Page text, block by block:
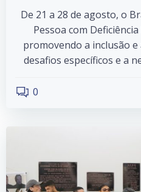
De 21 a 28 de agosto, o
Pessoa com
promovendo a inclusão
desafios específicos e a
0